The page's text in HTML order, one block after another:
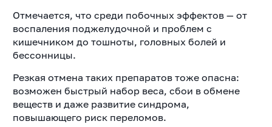
Отмечается, что среди побочных эффектов — от
воспаления поджелудочной и проблем с
кишечником до тошноты, головных болей и
бессонницы.
Резкая отмена таких препаратов тоже опасна:
возможен быстрый набор веса, сбои в обмене
веществ и даже развитие синдрома,
повышающего риск переломов.